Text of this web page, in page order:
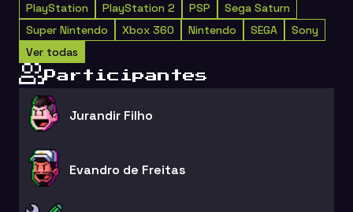
PlayStation
PlayStation 2 PSP
Sega Saturn
Super Nintendo
Xbox 360 Nintendo SEGA
Sony
Ver todas
Participantes
Jurandir Filho
Evandro de Freitas